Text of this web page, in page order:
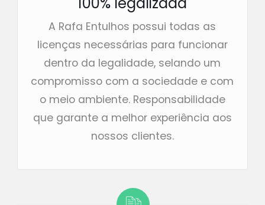
A Rafa Entulhos possui todas as
licenças necessárias para funcionar
dentro da legalidade, selando um
compromisso com a sociedade e com
o meio ambiente. Responsabilidade
que garante a melhor experiência aos
nossos clientes.